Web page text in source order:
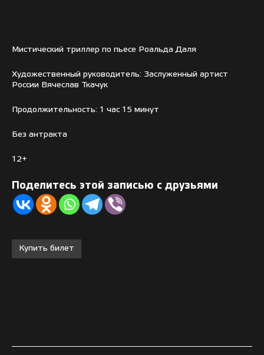
Мистический триллер по пьесе Роальда Даля
Художественный руководитель: Заслуженный артист
России Вячеслав Ткачук
Продолжительность: 1 час 15 минут
Без антракта
12+
Поделитесь этой записью с друзьями
Купить билет